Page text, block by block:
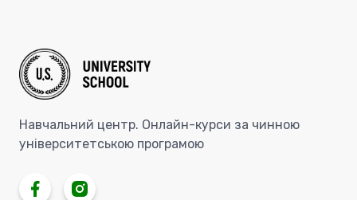
Навчальний центр. Онлайн-курси за чинною
університетською програмою